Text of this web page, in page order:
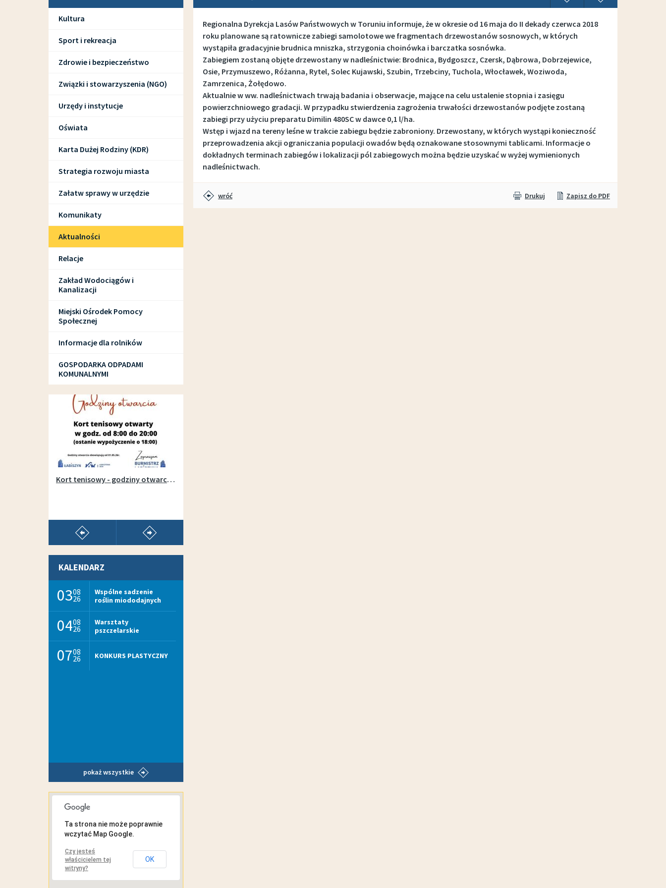
Kultura
Sport i rekreacja
Zdrowie i bezpieczeństwo
Związki i stowarzyszenia (NGO)
Urzędy i instytucje
Oświata
Karta Dużej Rodziny (KDR)
Strategia rozwoju miasta
Załatw sprawy w urzędzie
Komunikaty
Aktualności
Relacje
Zakład Wodociągów i
Kanalizacji
Miejski Ośrodek Pomocy
Społecznej
Informacje dla rolników
GOSPODARKA ODPADAMI
KOMUNALNYMI
SPORT I REKREACJA
pokaż poprzedni artykuł
Kort tenisowy - godziny otwarcia w sezonie 2026
KALENDARZ
0308
26
Wspólne sadzenie
roślin miododajnych
0408
26
Warsztaty
pszczelarskie
0708
26 KONKURS PLASTYCZNY
pokaż wszystkie
MAPA INTERAKTYWNA
Ta strona nie może poprawnie
wczytać Map Google.
Czy jesteś
właścicielem tej
witryny?
OK
Regionalna Dyrekcja Lasów Państwowych w Toruniu informuje, że w okresie od 16 maja do II dekady czerwca 2018
roku planowane są ratownicze zabiegi samolotowe we fragmentach drzewostanów sosnowych, w których
wystąpiła gradacyjnie brudnica mniszka, strzygonia choinówka i barczatka sosnówka.
Zabiegiem zostaną objęte drzewostany w nadleśnictwie: Brodnica, Bydgoszcz, Czersk, Dąbrowa, Dobrzejewice,
Osie, Przymuszewo, Różanna, Rytel, Solec Kujawski, Szubin, Trzebciny, Tuchola, Włocławek, Woziwoda,
Zamrzenica, Żołędowo.
Aktualnie w ww. nadleśnictwach trwają badania i obserwacje, mające na celu ustalenie stopnia i zasięgu
powierzchniowego gradacji. W przypadku stwierdzenia zagrożenia trwałości drzewostanów podjęte zostaną
zabiegi przy użyciu preparatu Dimilin 480SC w dawce 0,1 l/ha.
Wstęp i wjazd na tereny leśne w trakcie zabiegu będzie zabroniony. Drzewostany, w których wystąpi konieczność
przeprowadzenia akcji ograniczania populacji owadów będą oznakowane stosownymi tablicami. Informacje o
dokładnych terminach zabiegów i lokalizacji pól zabiegowych można będzie uzyskać w wyżej wymienionych
nadleśnictwach.
wróć Drukuj Zapisz do PDF